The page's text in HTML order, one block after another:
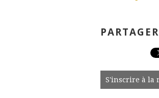
S'inscrire à la